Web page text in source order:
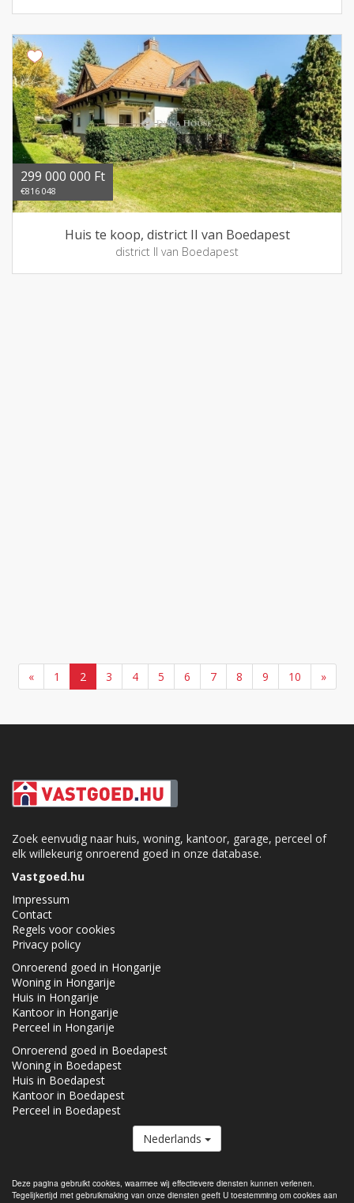
Deze pagina gebruikt cookies, waarmee wij effectievere diensten kunnen verlenen.
Tegelijkertijd met gebruikmaking van onze diensten geeft U toestemming om cookies aan
299 000 000 Ft
€816 048
Huis te koop, district II van Boedapest
district II van Boedapest
« 1 2 3 4 5 6 7 8 9 10 »
Zoek eenvudig naar huis, woning, kantoor, garage, perceel of
elk willekeurig onroerend goed in onze database.
Vastgoed.hu
Impressum
Contact
Regels voor cookies
Privacy policy
Onroerend goed in Hongarije
Woning in Hongarije
Huis in Hongarije
Kantoor in Hongarije
Perceel in Hongarije
Onroerend goed in Boedapest
Woning in Boedapest
Huis in Boedapest
Kantoor in Boedapest
Perceel in Boedapest
Nederlands
De Vastgoed.hu lid van deReal Estate Group.